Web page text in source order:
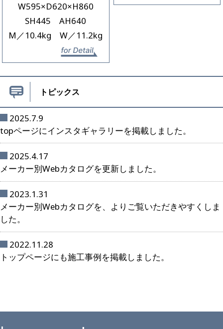
W595×D620×H860
SH445 AH640
M／10.4kg W／11.2kg
トピックス
2025.7.9
topページにインスタギャラリーを掲載しました。
2025.4.17
メーカー別Webカタログを更新しました。
2023.1.31
メーカー別Webカタログを、よりご覧いただきやすくしま
した。
2022.11.28
トップページにも施工事例を掲載しました。